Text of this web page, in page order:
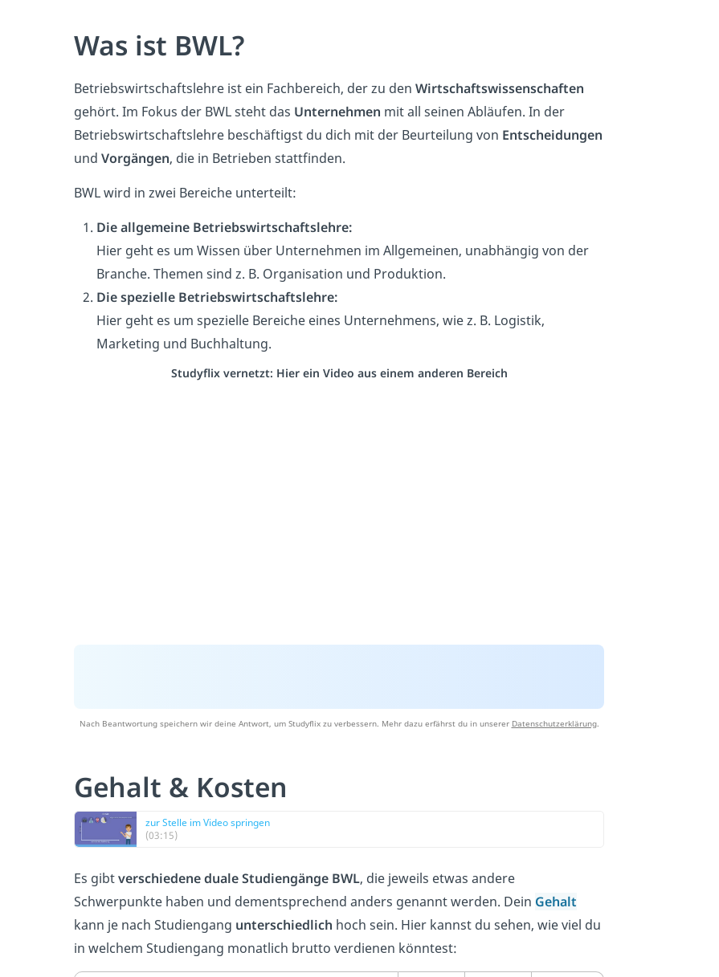
Was ist BWL?
Betriebswirtschaftslehre ist ein Fachbereich, der zu den Wirtschaftswissenschaften
gehört. Im Fokus der BWL steht das Unternehmen mit all seinen Abläufen. In der
Betriebswirtschaftslehre beschäftigst du dich mit der Beurteilung von Entscheidungen
und Vorgängen, die in Betrieben stattfinden.
BWL wird in zwei Bereiche unterteilt:
Die allgemeine Betriebswirtschaftslehre:
Hier geht es um Wissen über Unternehmen im Allgemeinen, unabhängig von der
Branche. Themen sind z. B. Organisation und Produktion.
Die spezielle Betriebswirtschaftslehre:
Hier geht es um spezielle Bereiche eines Unternehmens, wie z. B. Logistik,
Marketing und Buchhaltung.
Studyflix vernetzt: Hier ein Video aus einem anderen Bereich
Nach Beantwortung speichern wir deine Antwort, um Studyflix zu verbessern. Mehr dazu erfährst du in unserer Datenschutzerklärung.
Gehalt & Kosten
zur Stelle im Video springen
(03:15)
Es gibtverschiedene duale Studiengänge BWL, die jeweils etwas andere
Schwerpunkte haben und dementsprechend anders genannt werden. Dein Gehalt
kann je nach Studiengang unterschiedlich hoch sein. Hier kannst du sehen, wie viel du
in welchem Studiengang monatlich brutto verdienen könntest: